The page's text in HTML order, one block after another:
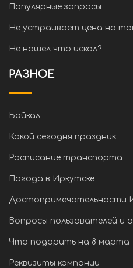
Популярные запросы
Не устраивает цена на
Не нашел что искал?
РАЗНОЕ
Байкал
Какой сегодня праздник
Расписание транспорта
Погода в Иркутске
Достопримечательности
Вопросы пользователей
Что подарить на 8 марта
Реквизиты компании